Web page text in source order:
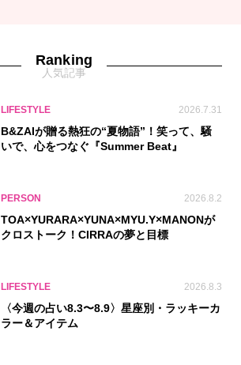
Ranking
人気記事
LIFESTYLE 2026.7.31
B&ZAIが贈る熱狂の“夏物語”！笑って、騒
いで、心をつなぐ『Summer Beat』
PERSON 2026.8.2
TOA×YURARA×YUNA×MYU.Y×MANONが
クロストーク！CIRRAの夢と目標
LIFESTYLE 2026.8.3
〈今週の占い8.3〜8.9〉星座別・ラッキーカ
ラー＆アイテム